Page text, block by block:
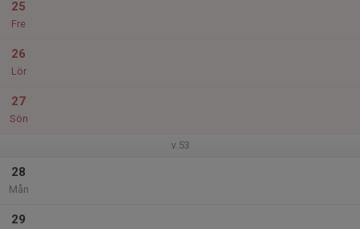
25
Fre
26
Lör
27
Sön
v.53
28
Mån
29